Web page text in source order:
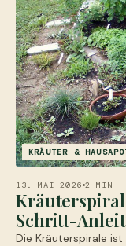
KRÄUTER &
13. MAI 2026 2 MIN
Schritt-
Die Kräuterspirale